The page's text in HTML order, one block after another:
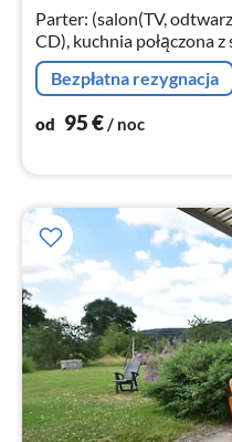
Parter: (salon(TV,
CD), kuchnia połączona
osoby)
Bezpłatna rezygnacja
od 95€/ noc